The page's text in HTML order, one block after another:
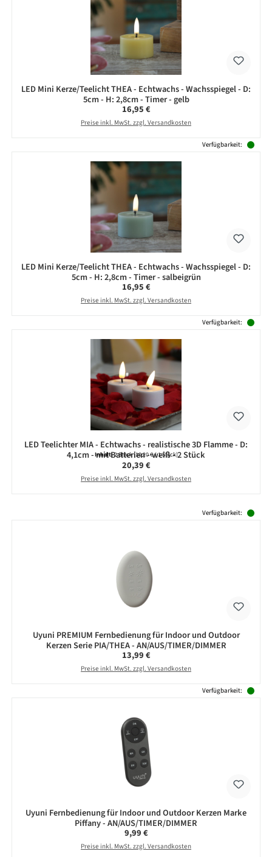
LED Mini Kerze/Teelicht THEA - Echtwachs - Wachsspiegel - D:
5cm - H: 2,8cm - Timer - gelb
Regulärer Preis:
16,95 €
Preise inkl. MwSt. zzgl. Versandkosten
Verfügbarkeit:
LED Mini Kerze/Teelicht THEA - Echtwachs - Wachsspiegel - D:
5cm - H: 2,8cm - Timer - salbeigrün
Regulärer Preis:
16,95 €
Preise inkl. MwSt. zzgl. Versandkosten
Verfügbarkeit:
LED Teelichter MIA - Echtwachs - realistische 3D Flamme - D:
4,1cm - mit Batterien - weiß - 2 Stück
Inhalt:2 Stück(10,20 € / 1 Stück)
Regulärer Preis:
20,39 €
Preise inkl. MwSt. zzgl. Versandkosten
Verfügbarkeit:
Uyuni PREMIUM Fernbedienung für Indoor und Outdoor
Kerzen Serie PIA/THEA - AN/AUS/TIMER/DIMMER
Regulärer Preis:
13,99 €
Preise inkl. MwSt. zzgl. Versandkosten
Verfügbarkeit:
Uyuni Fernbedienung für Indoor und Outdoor Kerzen Marke
Piffany - AN/AUS/TIMER/DIMMER
Regulärer Preis:
9,99 €
Preise inkl. MwSt. zzgl. Versandkosten